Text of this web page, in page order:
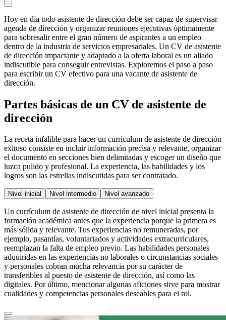
Hoy en día todo asistente de dirección debe ser capaz de supervisar
agenda de dirección y organizar reuniones ejecutivas óptimamente
para sobresalir entre el gran número de aspirantes a un empleo
dentro de la industria de servicios empresariales. Un CV de asistente
de dirección impactante y adaptado a la oferta laboral es un aliado
indiscutible para conseguir entrevistas. Exploremos el paso a paso
para escribir un CV efectivo para una vacante de asistente de
dirección.
Partes básicas de un CV de asistente de
dirección
La receta infalible para hacer un currículum de asistente de dirección
exitoso consiste en incluir información precisa y relevante, organizar
el documento en secciones bien delimitadas y escoger un diseño que
luzca pulido y profesional. La experiencia, las habilidades y los
logros son las estrellas indiscutidas para ser contratado.
Nivel inicial Nivel intermedio Nivel avanzado
Un currículum de asistente de dirección de nivel inicial presenta la
formación académica antes que la experiencia porque la primera es
más sólida y relevante. Tus experiencias no remuneradas, por
ejemplo, pasantías, voluntariados y actividades extracurriculares,
reemplazan la falta de empleo previo. Las habilidades personales
adquiridas en las experiencias no laborales o circunstancias sociales
y personales cobran mucha relevancia por su carácter de
transferibles al puesto de asistente de dirección, así como las
digitales. Por último, mencionar algunas aficiones sirve para mostrar
cualidades y competencias personales deseables para el rol.